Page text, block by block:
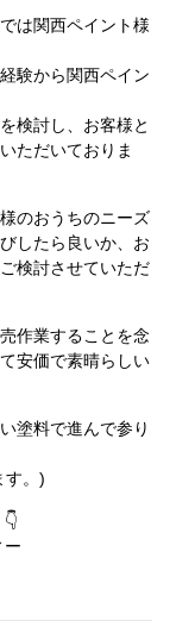
は関西ペイント様
験から関西ペイン
検討し、お客様と
ただいておりま
のおうちのニーズ
したら良いか、お
検討させていただ
作業することを念
安価で素晴らしい
塗料で進んで参り
す。)